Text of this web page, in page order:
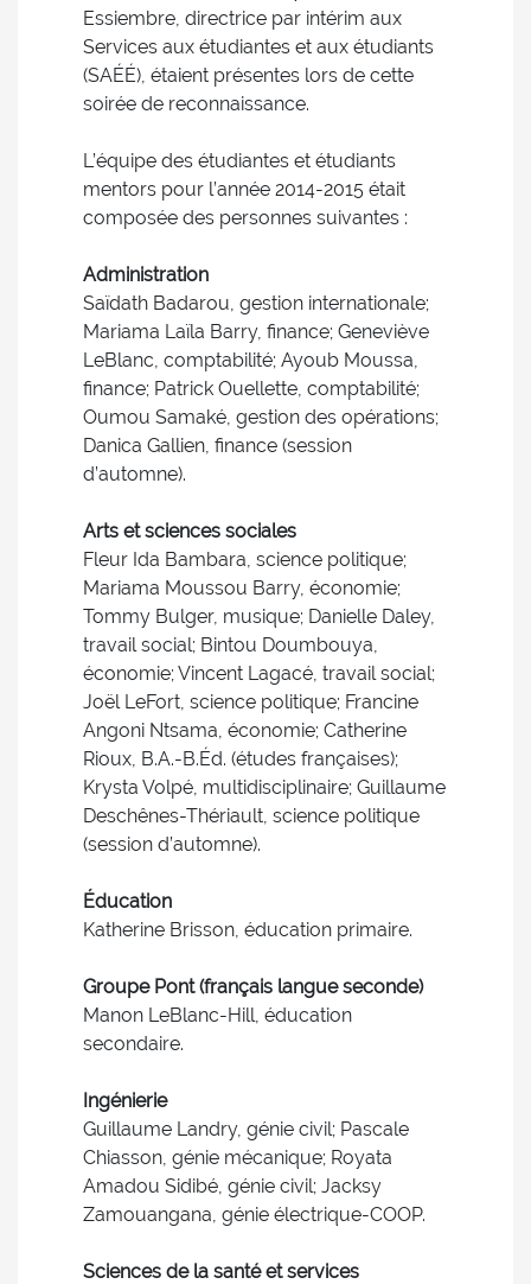
Essiembre, directrice par intérim aux
Services aux étudiantes et aux étudiants
(SAÉÉ), étaient présentes lors de cette
soirée de reconnaissance.
L’équipe des étudiantes et étudiants
mentors pour l’année 2014-2015 était
composée des personnes suivantes :
Administration
Saïdath Badarou, gestion internationale;
Mariama Laïla Barry, finance; Geneviève
LeBlanc, comptabilité; Ayoub Moussa,
finance; Patrick Ouellette, comptabilité;
Oumou Samaké, gestion des opérations;
Danica Gallien, finance (session
d’automne).
Arts et sciences sociales
Fleur Ida Bambara, science politique;
Mariama Moussou Barry, économie;
Tommy Bulger, musique; Danielle Daley,
travail social; Bintou Doumbouya,
économie; Vincent Lagacé, travail social;
Joël LeFort, science politique; Francine
Angoni Ntsama, économie; Catherine
Rioux, B.A.-B.Éd. (études françaises);
Krysta Volpé, multidisciplinaire; Guillaume
Deschênes-Thériault, science politique
(session d’automne).
Éducation
Katherine Brisson, éducation primaire.
Groupe Pont (français langue seconde)
Manon LeBlanc-Hill, éducation
secondaire.
Ingénierie
Guillaume Landry, génie civil; Pascale
Chiasson, génie mécanique; Royata
Amadou Sidibé, génie civil; Jacksy
Zamouangana, génie électrique-COOP.
Sciences de la santé et services